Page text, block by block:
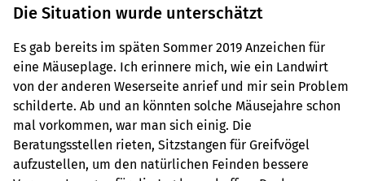
Die Situation wurde unterschätzt
Es gab bereits im späten Sommer 2019 Anzeichen für
eine Mäuseplage. Ich erinnere mich, wie ein Landwirt
von der anderen Weserseite anrief und mir sein Problem
schilderte. Ab und an könnten solche Mäusejahre schon
mal vorkommen, war man sich einig. Die
Beratungsstellen rieten, Sitzstangen für Greifvögel
aufzustellen, um den natürlichen Feinden bessere